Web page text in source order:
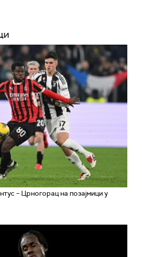
– Црногорац на позајмици у